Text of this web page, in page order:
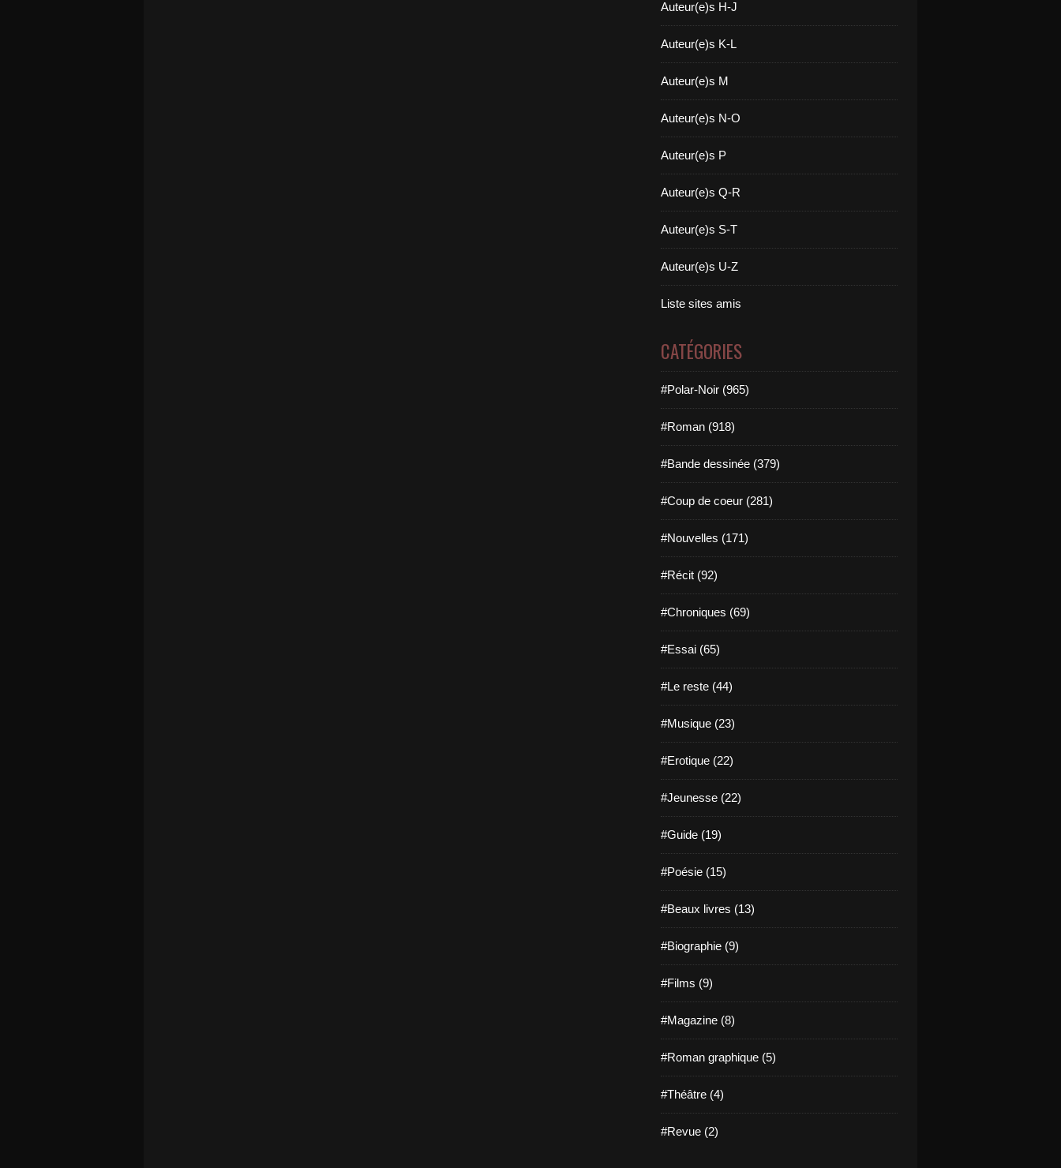
Auteur(e)s H-J
Auteur(e)s K-L
Auteur(e)s M
Auteur(e)s N-O
Auteur(e)s P
Auteur(e)s Q-R
Auteur(e)s S-T
Auteur(e)s U-Z
Liste sites amis
CATÉGORIES
#Polar-Noir (965)
#Roman (918)
#Bande dessinée (379)
#Coup de coeur (281)
#Nouvelles (171)
#Récit (92)
#Chroniques (69)
#Essai (65)
#Le reste (44)
#Musique (23)
#Erotique (22)
#Jeunesse (22)
#Guide (19)
#Poésie (15)
#Beaux livres (13)
#Biographie (9)
#Films (9)
#Magazine (8)
#Roman graphique (5)
#Théâtre (4)
#Revue (2)